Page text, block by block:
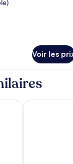
Voir les
Pensione